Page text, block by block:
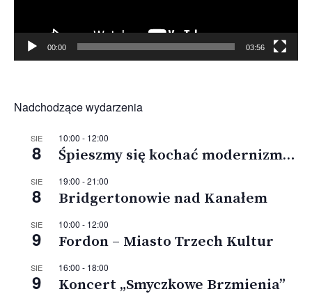
00:00 03:56
Nadchodzące wydarzenia
SIE
8
10:00 - 12:00
Śpieszmy się kochać modernizm…
SIE
8
19:00 -21:00
Bridgertonowie nad Kanałem
SIE
9
10:00 - 12:00
Fordon – Miasto Trzech Kultur
SIE
9
16:00 - 18:00
Koncert „Smyczkowe Brzmienia”